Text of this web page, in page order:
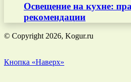
Освещение на кухне:
рекомендации
© Copyright 2026, Kogur.ru
Кнопка «Наверх»